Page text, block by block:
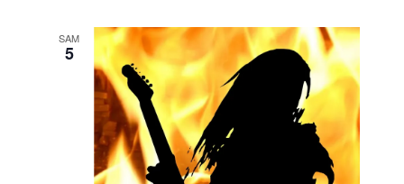
SAM
5